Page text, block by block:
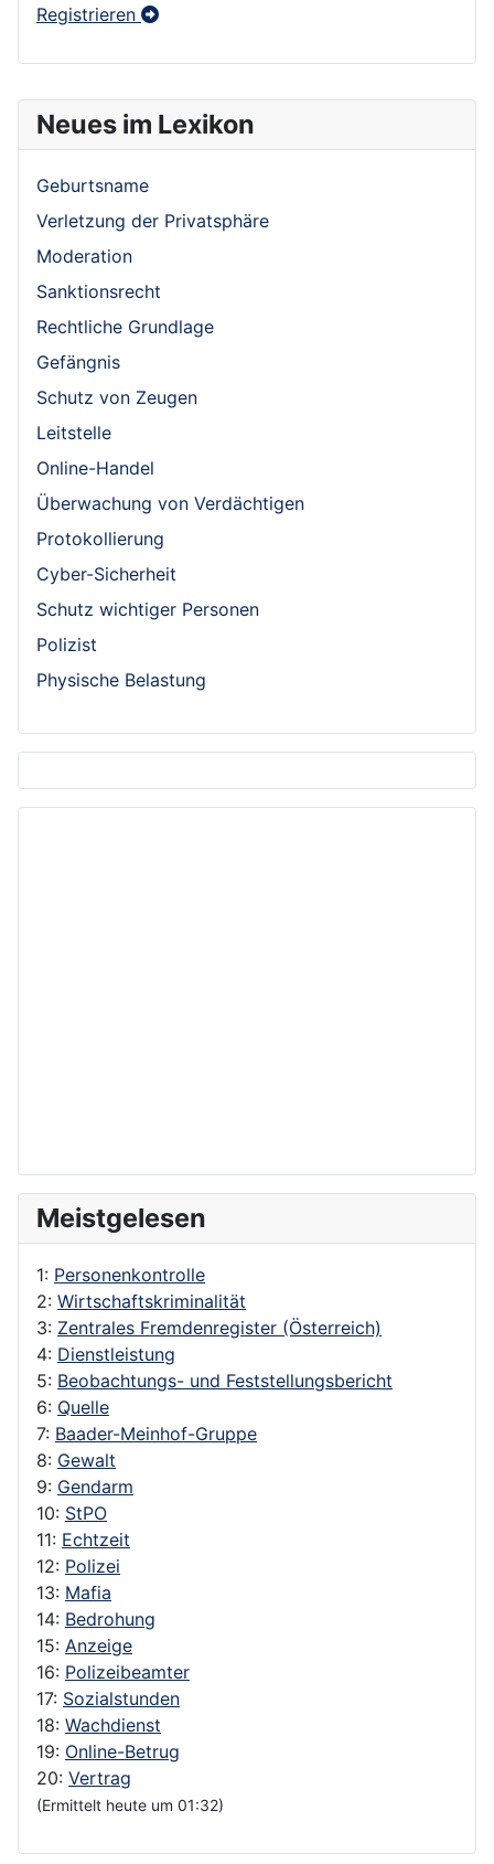
Neues im Lexikon
Geburtsname
Verletzung der Privatsphäre
Moderation
Sanktionsrecht
Rechtliche Grundlage
Gefängnis
Schutz von Zeugen
Leitstelle
Online-Handel
Überwachung von Verdächtigen
Protokollierung
Cyber-Sicherheit
Schutz wichtiger Personen
Polizist
Physische Belastung
Meistgelesen
1: Personenkontrolle
2: Wirtschaftskriminalität
3: Zentrales Fremdenregister (Österreich)
4: Dienstleistung
5: Beobachtungs- und Feststellungsbericht
6: Quelle
7: Baader-Meinhof-Gruppe
8: Gewalt
9: Gendarm
10: StPO
11: Echtzeit
12: Polizei
13: Mafia
14: Bedrohung
15: Anzeige
16: Polizeibeamter
17: Sozialstunden
18: Wachdienst
19: Online-Betrug
20: Vertrag
(Ermittelt heute um 01:32)
Registrieren